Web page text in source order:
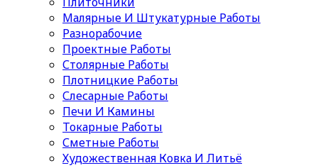
Малярные И Штукатурные Работы
Разнорабочие
Проектные Работы
Столярные Работы
Плотницкие Работы
Слесарные Работы
Печи И Камины
Токарные Работы
Сметные Работы
Художественная Ковка И Литьё